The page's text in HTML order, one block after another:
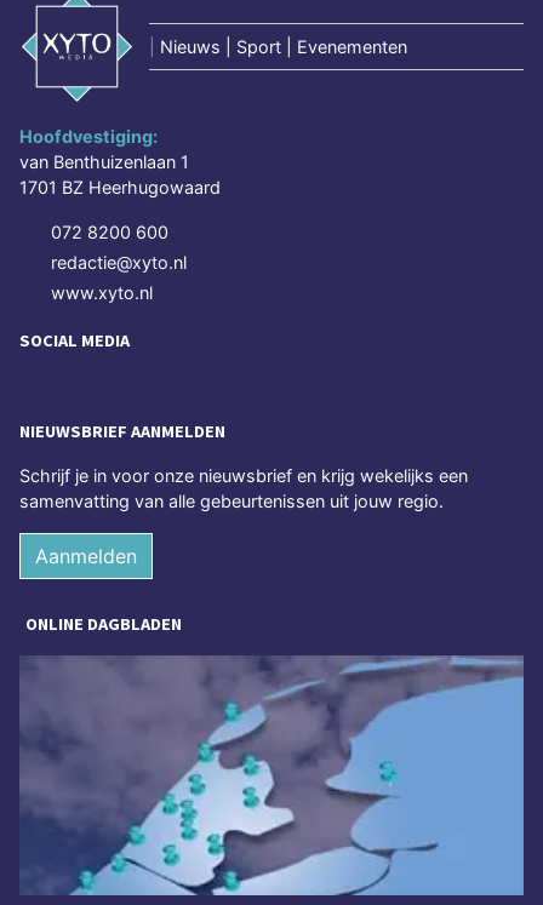
Nieuws | Sport | Evenementen
Hoofdvestiging:
van Benthuizenlaan 1
1701 BZ Heerhugowaard
072 8200 600
redactie@xyto.nl
www.xyto.nl
SOCIAL MEDIA
NIEUWSBRIEF AANMELDEN
Schrijf je in voor onze nieuwsbrief en krijg wekelijks een
samenvatting van alle gebeurtenissen uit jouw regio.
Aanmelden
ONLINE DAGBLADEN